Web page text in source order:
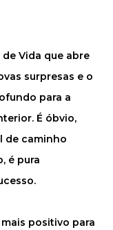
Vida que abre
surpresas e o
para a
É óbvio,
de caminho
é pura
positivo para